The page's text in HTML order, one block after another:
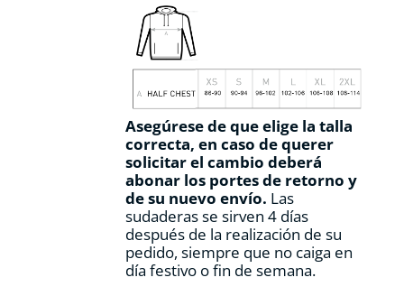
Asegúrese de que elige la talla
correcta, en caso de querer
solicitar el cambio deberá
abonar los portes de retorno y
de su nuevo envío. Las
sudaderas se sirven 4 días
después de la realización de su
pedido, siempre que no caiga en
día festivo o fin de semana.